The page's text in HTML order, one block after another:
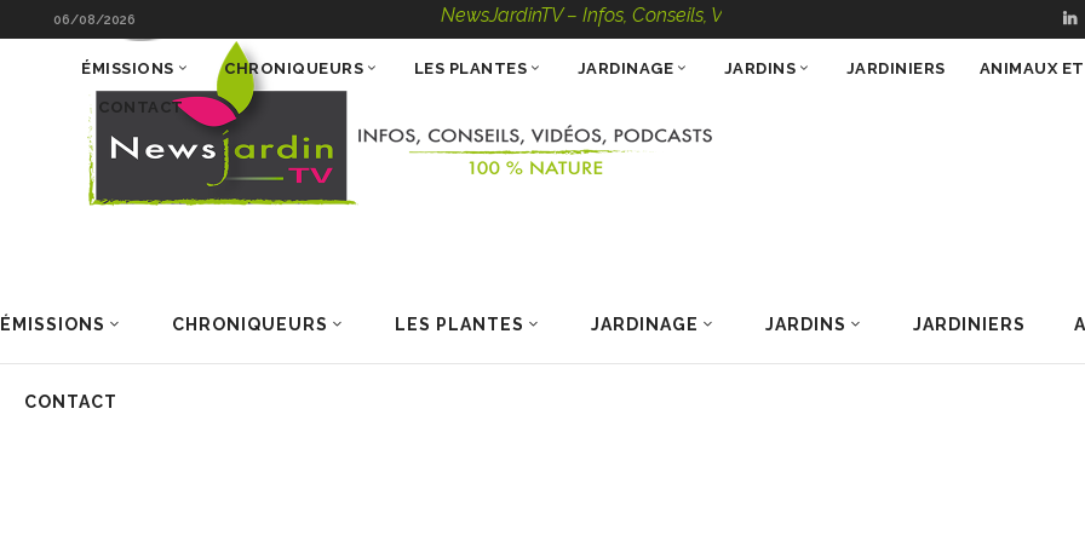
06/08/2026 NewsJardinTV – Infos, Conseils, Vidéos, Podcasts – 100 % Nature
ÉMISSIONS CHRONIQUEURS LES PLANTES JARDINAGE JARDINS JARDINIERS
CONTACT
ÉMISSIONS CHRONIQUEURS LES PLANTES JARDINAGE JARDINS JARDINIERS ANIMAUX
CONTACT